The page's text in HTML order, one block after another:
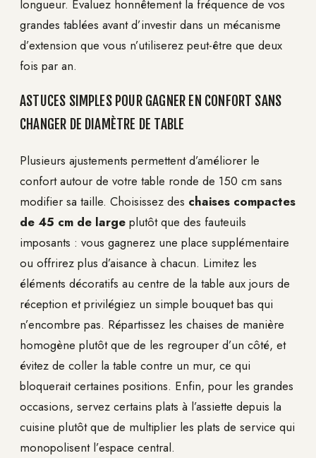
longueur. Évaluez honnêtement la fréquence de vos
grandes tablées avant d’investir dans un mécanisme
d’extension que vous n’utiliserez peut-être que deux
fois par an.
ASTUCES SIMPLES POUR GAGNER EN CONFORT SANS
CHANGER DE DIAMÈTRE DE TABLE
Plusieurs ajustements permettent d’améliorer le
confort autour de votre table ronde de 150 cm sans
modifier sa taille. Choisissez des chaises compactes
de 45 cm de large plutôt que des fauteuils
imposants : vous gagnerez une place supplémentaire
ou offrirez plus d’aisance à chacun. Limitez les
éléments décoratifs au centre de la table aux jours de
réception et privilégiez un simple bouquet bas qui
n’encombre pas. Répartissez les chaises de manière
homogène plutôt que de les regrouper d’un côté, et
évitez de coller la table contre un mur, ce qui
bloquerait certaines positions. Enfin, pour les grandes
occasions, servez certains plats à l’assiette depuis la
cuisine plutôt que de multiplier les plats de service qui
monopolisent l’espace central.